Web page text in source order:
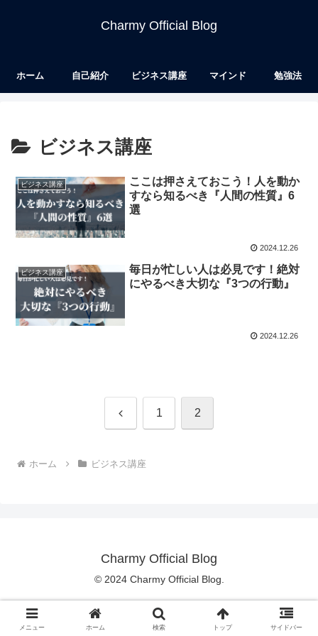
Charmy Official Blog
ホーム 自己紹介 ビジネス講座 マインド 勉強法
ビジネス講座
ビジネス講座
ここは押さえておこう！人を動か
すなら知るべき『人間の性質』6
選
2024.12.26
ビジネス講座
毎日が忙しい人は必見です！絶対
にやるべき大切な『3つの行動』
2024.12.26
前 1 2
ホーム ビジネス講座
Charmy Official Blog
© 2024 Charmy Official Blog.
メニュー ホーム 検索 トップ サイドバー